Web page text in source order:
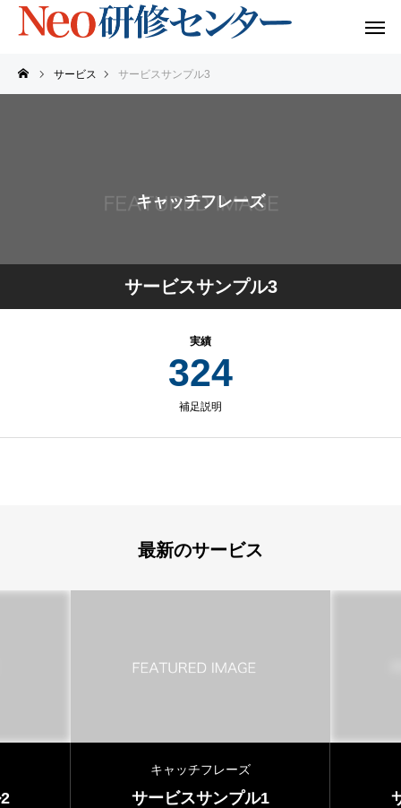
サービス サービスサンプル3
サービスサンプル3
キャッチフレーズ
実績
324
補足説明
最新のサービス
キャッチフレーズ
サービスサンプル1